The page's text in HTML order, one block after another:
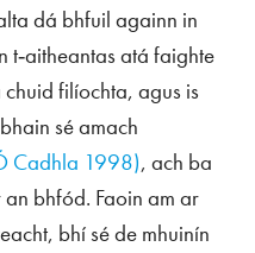
dá bhfuil againn in
t‑aitheantas atá faighte
filíochta, agus is
sé amach
Cadhla 1998), ach ba
bhfód. Faoin am ar
bhí sé de mhuinín